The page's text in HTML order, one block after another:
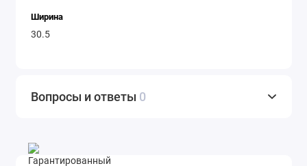
Ширина
30.5
Вопросы и ответы 0